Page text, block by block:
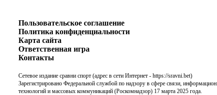
Пользовательское соглашение
Политика конфиденциальности
Карта сайта
Ответственная игра
Контакты
Сетевое издание сравни спорт (адрес в сети Интернет - https://sravni.bet)
Зарегистрировано Федеральной службой по надзору в сфере связи,
технологий и массовых коммуникаций (Роскомнадзор) 17 марта 2025 года.